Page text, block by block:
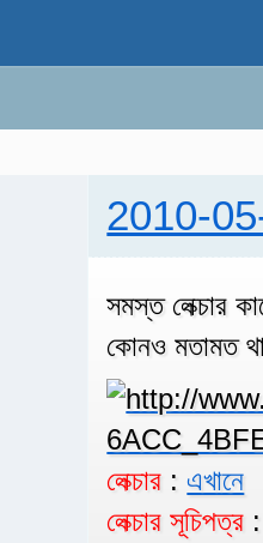
2010-
সমস্ত লেক্চার
কোনও মতামত
লেক্চার :এখানে
লেক্চার সূচিপত্র